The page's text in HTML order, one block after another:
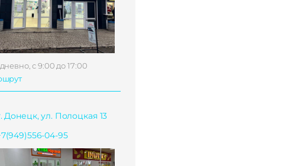
с 9:00 до 17:00
Донецк, ул. Полоцкая 13
04-95